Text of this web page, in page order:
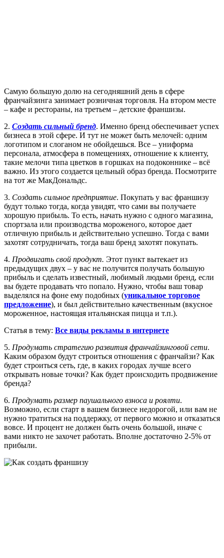
Самую большую долю на сегодняшний день в сфере
франчайзинга занимает розничная торговля. На втором месте
– кафе и рестораны, на третьем – детские франшизы.
2. Создать сильный бренд. Именно бренд обеспечивает успех
бизнеса в этой сфере. И тут не может быть мелочей: одним
логотипом и слоганом не обойдешься. Все – униформа
персонала, атмосфера в помещениях, отношение к клиенту,
такие мелочи типа цветков в горшках на подоконнике – всё
важно. Из этого создается цельный образ бренда. Посмотрите
на тот же МакДональдс.
3. Создать сильное предприятие. Покупать у вас франшизу
будут только тогда, когда увидят, что сами вы получаете
хорошую прибыль. То есть, начать нужно с одного магазина,
спортзала или производства мороженого, которое дает
отличную прибыль и действительно успешно. Тогда с вами
захотят сотрудничать, тогда ваш бренд захотят покупать.
4. Продвигать свой продукт. Этот пункт вытекает из
предыдущих двух – у вас не получится получать большую
прибыль и сделать известный, любимый людьми бренд, если
вы будете продавать что попало. Нужно, чтобы ваш товар
выделялся на фоне ему подобных (уникальное торговое
предложение), и был действительно качественным (вкусное
мороженное, настоящая итальянская пицца и т.п.).
Статья в тему: Все виды рекламы в интернете
5. Продумать стратегию развития франчайзинговой сети.
Каким образом будут строиться отношения с франчайзи? Как
будет строиться сеть, где, в каких городах лучше всего
открывать новые точки? Как будет происходить продвижение
бренда?
6. Продумать размер паушального взноса и роялти.
Возможно, если старт в вашем бизнесе недорогой, или вам не
нужно тратиться на поддержку, от первого можно и отказаться
вовсе. И процент не должен быть очень большой, иначе с
вами никто не захочет работать. Вполне достаточно 2-5% от
прибыли.